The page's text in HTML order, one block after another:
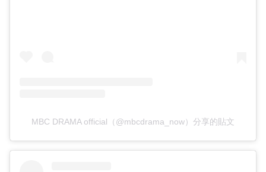
MBC DRAMA official（@mbcdrama_now）分享的貼文